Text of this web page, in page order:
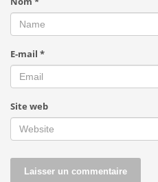
E-mail *
Site web